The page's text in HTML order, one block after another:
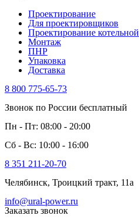
Проектирование
Для проектировщиков
Проектирование котельной
Монтаж
ПНР
Упаковка
Доставка
8 800 775-65-73
Звонок по России бесплатный
Пн - Пт: 08:00 - 20:00
Сб - Вс: 10:00 - 16:00
8 351 211-20-70
Челябинск, Троицкий тракт, 11а
info@ural-power.ru
Заказать звонок